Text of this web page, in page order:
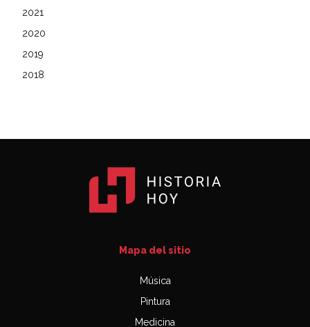
2021
2020
2019
2018
Mapa del sitio
Música
Pintura
Medicina